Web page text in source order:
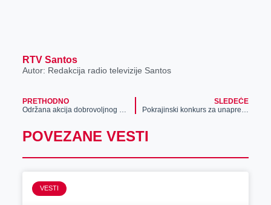
RTV Santos
Autor: Redakcija radio televizije Santos
PRETHODNO
SLEDEĆE
POVEZANE VESTI
VESTI